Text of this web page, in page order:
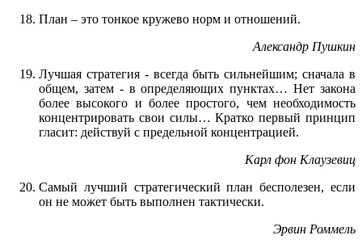
План – это тонкое кружево норм и отношений.
Александр Пушкин
Лучшая стратегия - всегда быть сильнейшим; сначала в
общем, затем - в определяющих пунктах… Нет закона
более высокого и более простого, чем необходимость
концентрировать свои силы… Кратко первый принцип
гласит: действуй с предельной концентрацией.
Карл фон Клаузевиц
Самый лучший стратегический план бесполезен, если
он не может быть выполнен тактически.
Эрвин Роммель